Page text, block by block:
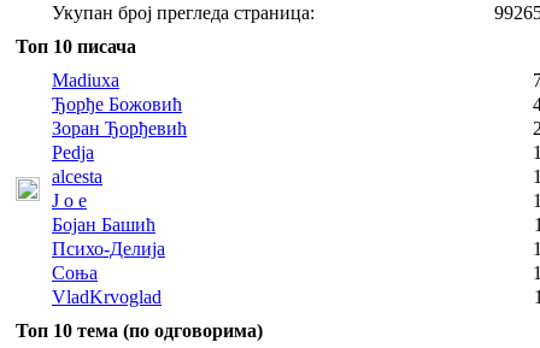
Укупан број прегледа страница:
Топ 10 писача
Madiuxa
Ђорђе Божовић
Зоран Ђорђевић
Pedja
alcesta
J o e
Бојан Башић
Психо-Делија
Соња
VladKrvoglad
Топ 10 тема (по одговорима)